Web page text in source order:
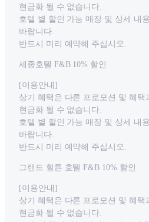
현금화 될 수 없습니다.
호텔 별 할인 가능 매장 및 상세 내
바랍니다.
반드시 미리 예약해 주십시오.
세종호텔 F&B 10% 할인
[이용안내]
상기 혜택은 다른 프로모션 및 혜택
현금화 될 수 없습니다.
호텔 별 할인 가능 매장 및 상세 내
바랍니다.
반드시 미리 예약해 주십시오.
그랜드 힐튼 호텔 F&B 10% 할인
[이용안내]
상기 혜택은 다른 프로모션 및 혜택
현금화 될 수 없습니다.